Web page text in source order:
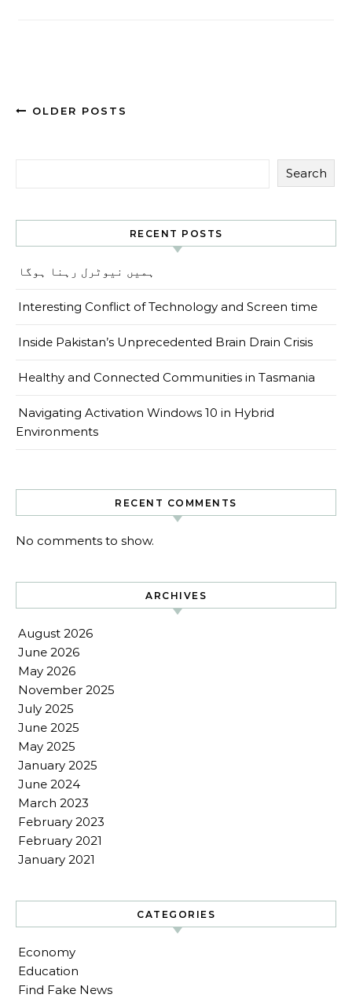
OLDER POSTS
Search
RECENT POSTS
ہمیں نیوٹرل رہنا ہوگا
Interesting Conflict of Technology and Screen time
Inside Pakistan’s Unprecedented Brain Drain Crisis
Healthy and Connected Communities in Tasmania
Navigating Activation Windows 10 in Hybrid
Environments
RECENT COMMENTS
No comments to show.
ARCHIVES
August 2026
June 2026
May 2026
November 2025
July 2025
June 2025
May 2025
January 2025
June 2024
March 2023
February 2023
February 2021
January 2021
CATEGORIES
Economy
Education
Find Fake News